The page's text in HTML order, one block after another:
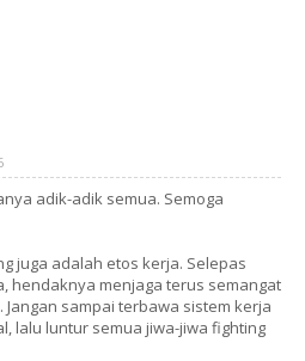
adik-adik semua. Semoga
juga adalah etos kerja. Selepas
hendaknya menjaga terus semangat
Jangan sampai terbawa sistem kerja
lalu luntur semua jiwa-jiwa fighting